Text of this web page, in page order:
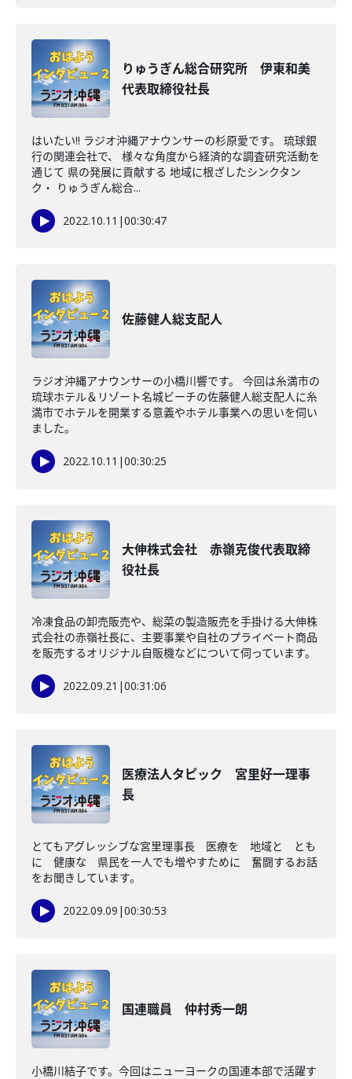
りゅうぎん総合研究所 伊東和美
代表取締役社長
はいたい!! ラジオ沖縄アナウンサーの杉原愛です。 琉球銀
行の関連会社で、 様々な角度から経済的な調査研究活動を
通じて 県の発展に貢献する 地域に根ざしたシンクタン
ク・ りゅうぎん総合...
2022.10.11 |00:30:47
佐藤健人総支配人
ラジオ沖縄アナウンサーの小橋川響です。 今回は糸満市の
琉球ホテル＆リゾート名城ビーチの佐藤健人総支配人に糸
満市でホテルを開業する意義やホテル事業への思いを伺い
ました。
2022.10.11 |00:30:25
大伸株式会社 赤嶺克俊代表取締
役社長
冷凍食品の卸売販売や、総菜の製造販売を手掛ける大伸株
式会社の赤嶺社長に、主要事業や自社のプライベート商品
を販売するオリジナル自販機などについて伺っています。
2022.09.21 |00:31:06
医療法人タピック 宮里好一理事
長
とてもアグレッシブな宮里理事長 医療を 地域と とも
に 健康な 県民を一人でも増やすために 奮闘するお話
をお聞きしています。
2022.09.09 |00:30:53
国連職員 仲村秀一朗
小橋川結子です。今回はニューヨークの国連本部で活躍す